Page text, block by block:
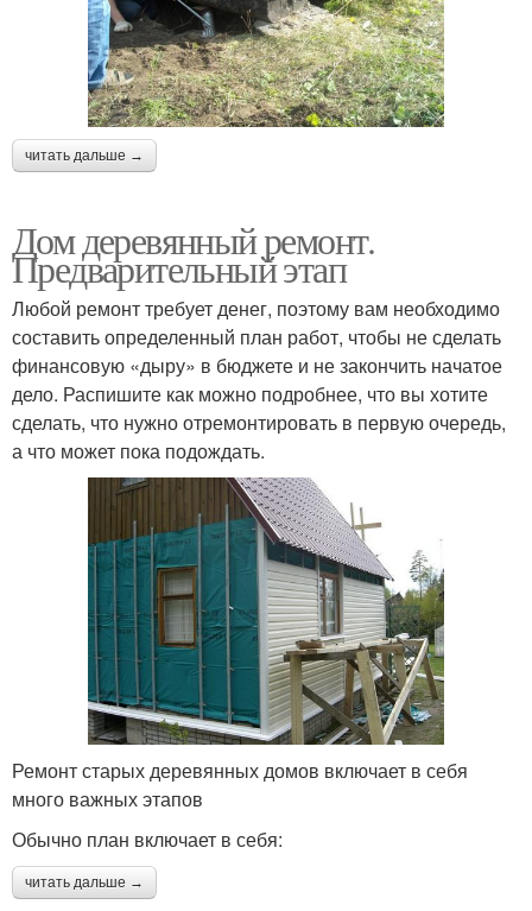
читать дальше →
Дом деревянный ремонт.
Предварительный этап
Любой ремонт требует денег, поэтому вам необходимо
составить определенный план работ, чтобы не сделать
финансовую «дыру» в бюджете и не закончить начатое
дело. Распишите как можно подробнее, что вы хотите
сделать, что нужно отремонтировать в первую очередь,
а что может пока подождать.
Ремонт старых деревянных домов включает в себя
много важных этапов
Обычно план включает в себя:
читать дальше →